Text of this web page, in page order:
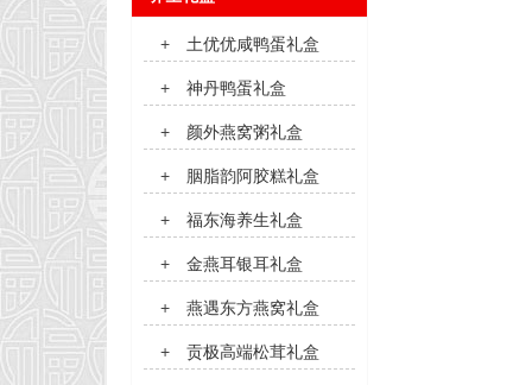
+ 土优优咸鸭蛋礼盒
+ 神丹鸭蛋礼盒
+ 颜外燕窝粥礼盒
+ 胭脂韵阿胶糕礼盒
+ 福东海养生礼盒
+ 金燕耳银耳礼盒
+ 燕遇东方燕窝礼盒
+ 贡极高端松茸礼盒